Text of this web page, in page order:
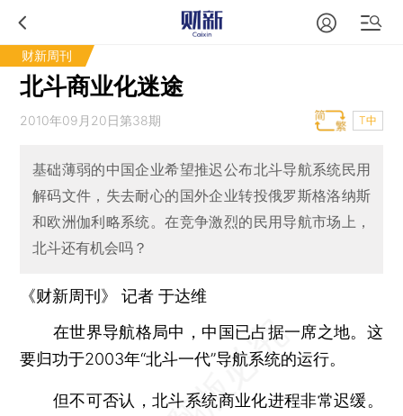
财新周刊
北斗商业化迷途
2010年09月20日第38期 T中
基础薄弱的中国企业希望推迟公布北斗导航系统民用
解码文件，失去耐心的国外企业转投俄罗斯格洛纳斯
和欧洲伽利略系统。在竞争激烈的民用导航市场上，
北斗还有机会吗？
《财新周刊》 记者于达维
在世界导航格局中，中国已占据一席之地。这
要归功于2003年“北斗一代”导航系统的运行。
但不可否认，北斗系统商业化进程非常迟缓。